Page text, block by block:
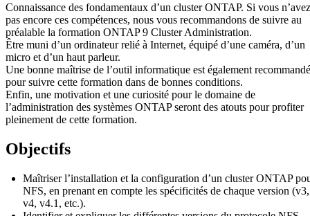
Connaissance des fondamentaux d’un cluster ONTAP. Si vous n’avez
pas encore ces compétences, nous vous recommandons de suivre au
préalable la formation ONTAP 9 Cluster Administration.
Être muni d’un ordinateur relié à Internet, équipé d’une caméra, d’un
micro et d’un haut parleur.
Une bonne maîtrise de l’outil informatique est également
pour suivre cette formation dans de bonnes conditions.
Enfin, une motivation et une curiosité pour le domaine de
l’administration des systèmes ONTAP seront des atouts pour profiter
pleinement de cette formation.
Objectifs
Maîtriser l’installation et la configuration d’un cluster ONTAP
NFS, en prenant en compte les spécificités de chaque version (v3,
v4, v4.1, etc.).